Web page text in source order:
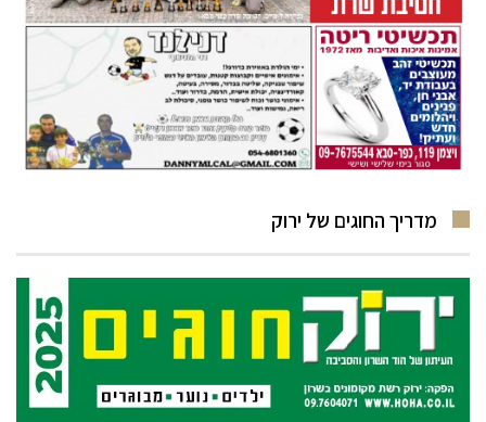
מדריך החוגים של ירוק